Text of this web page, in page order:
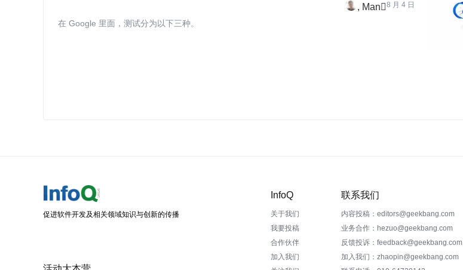
Man8 月 4 日
在 Google 里面，测试分为以下三种。
促进软件开发及相关领域知识与创新的传播
InfoQ
关于我们
我要投稿
合作伙伴
加入我们
联系我们
内容投稿：editors@geekbang.com
业务合作：hezuo@geekbang.com
反馈投诉：feedback@geekbang.com
加入我们：zhaopin@geekbang.com